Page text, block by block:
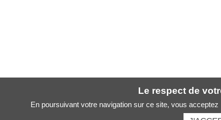
Le respect de
En poursuivant votre navigation sur ce site, vous